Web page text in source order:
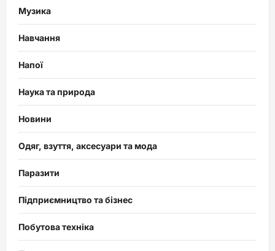
Музика
Навчання
Напої
Наука та природа
Новини
Одяг, взуття, аксесуари та мода
Паразити
Підприємництво та бізнес
Побутова техніка